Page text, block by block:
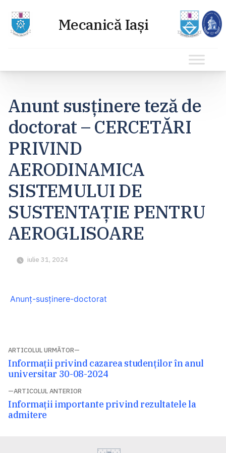
conținut
Anunt susținere teză de
doctorat – CERCETĂRI
PRIVIND
AERODINAMICA
SISTEMULUI DE
SUSTENTAȚIE PENTRU
AEROGLISOARE
iulie 31, 2024
Anunț-susținere-doctorat
Navigare
în
articole
ARTICOLUL ANTERIOR
Articolul
anterior:
Informații importante privind rezultatele la
admitere
ARTICOLUL URMĂTOR
Articolul
următor:
Informații privind cazarea studenților în anul
universitar 30-08-2024